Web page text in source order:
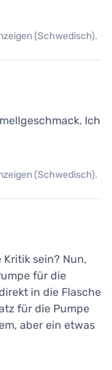
(Schwedisch).
Ich
(Schwedisch).
Kritik sein? Nun,
für die
in die Flasche
für die Pumpe
aber ein etwas